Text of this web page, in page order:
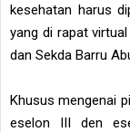
kesehatan harus
yang di rapat
dan Sekda Barru
Khusus mengenai
eselon III den